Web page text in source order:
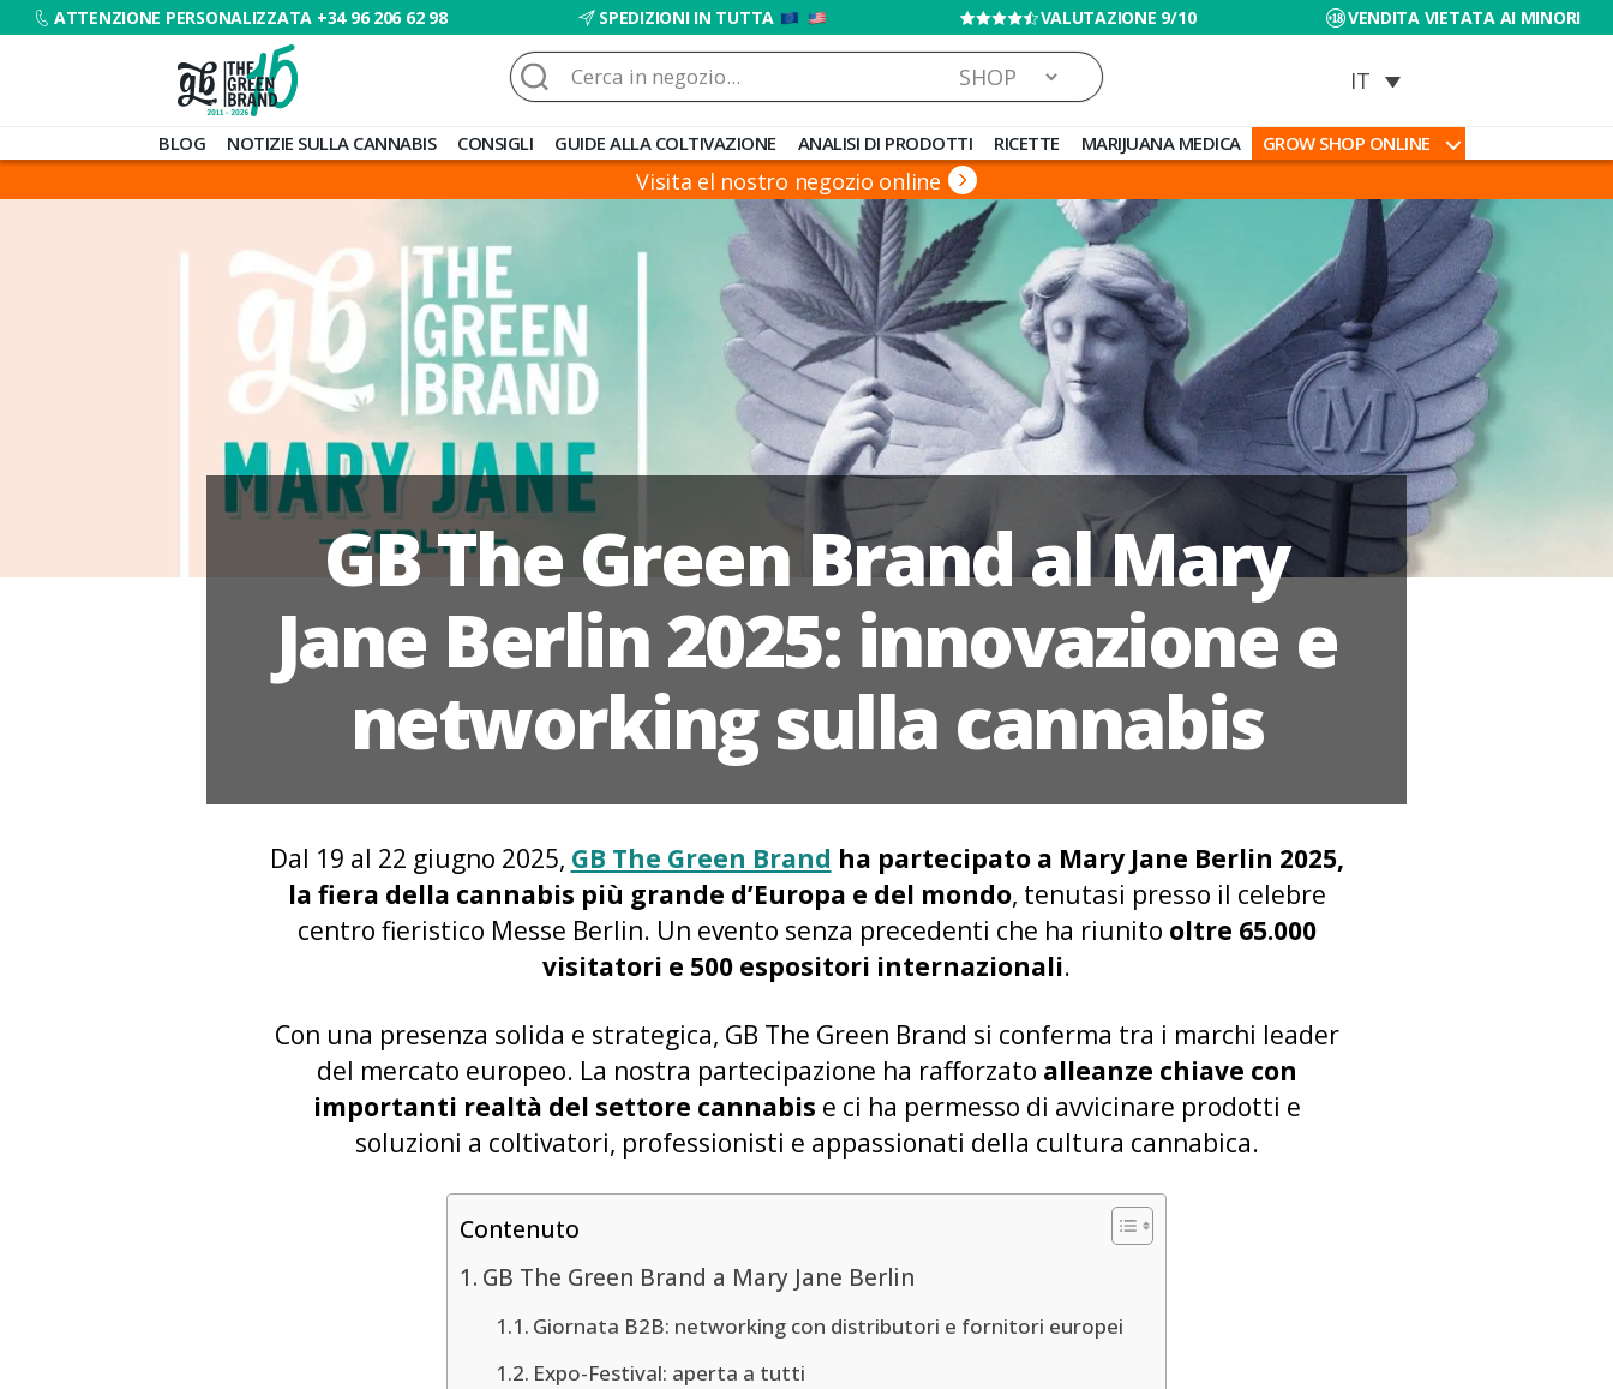
ATTENZIONE PERSONALIZZATA +34 96 206 62 98 SPEDIZIONI IN TUTTA VALUTAZIONE 9/10 VENDITA VIETATA AI MINORI
de
Barato
Cerca:
BLOG NOTIZIE SULLA CANNABIS CONSIGLI GUIDE ALLA COLTIVAZIONE ANALISI DI PRODOTTI RICETTE MARIJUANA MEDICA GROW SHOP ONLINE
Visita el nostro negozio online
GB The Green Brand al Mary
Jane Berlin 2025: innovazione e
networking sulla cannabis
Dal 19 al 22 giugno 2025, GB The Green Brand ha partecipato a Mary Jane Berlin 2025,
la fiera della cannabis più grande d’Europa e del mondo, tenutasi presso il celebre
centro fieristico Messe Berlin. Un evento senza precedenti che ha riunito oltre 65.000
visitatori e 500 espositori internazionali.
Con una presenza solida e strategica, GB The Green Brand si conferma tra i marchi leader
del mercato europeo. La nostra partecipazione ha rafforzato alleanze chiave con
importanti realtà del settore cannabis e ci ha permesso di avvicinare prodotti e
soluzioni a coltivatori, professionisti e appassionati della cultura cannabica.
Contenuto
GB The Green Brand a Mary Jane Berlin
Giornata B2B: networking con distributori e fornitori europei
Expo-Festival: aperta a tutti